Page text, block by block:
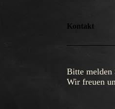
Kontakt
Bitte melden
Wir freuen